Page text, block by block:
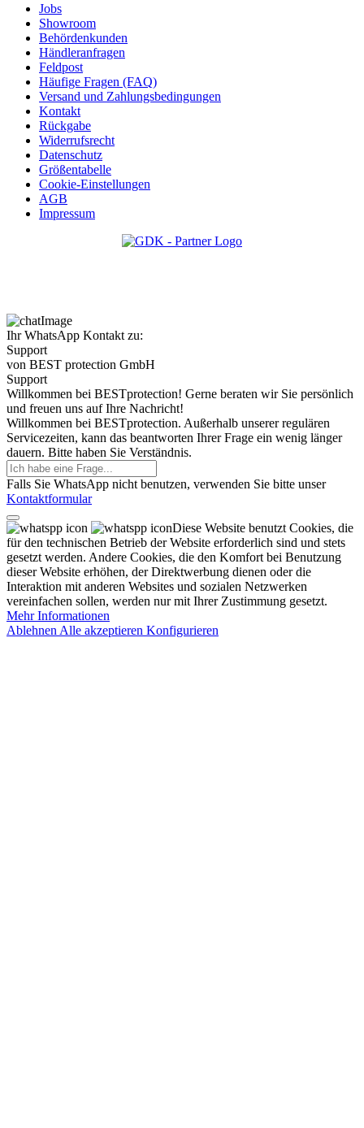
Jobs
Showroom
Behördenkunden
Händleranfragen
Feldpost
Häufige Fragen (FAQ)
Versand und Zahlungsbedingungen
Kontakt
Rückgabe
Widerrufsrecht
Datenschutz
Größentabelle
Cookie-Einstellungen
AGB
Impressum
Ihr WhatsApp Kontakt zu:
Support
von BEST protection GmbH
Support
Willkommen bei BESTprotection! Gerne beraten wir Sie persönlich
und freuen uns auf Ihre Nachricht!
Willkommen bei BESTprotection. Außerhalb unserer regulären
Servicezeiten, kann das beantworten Ihrer Frage ein wenig länger
dauern. Bitte haben Sie Verständnis.
Falls Sie WhatsApp nicht benutzen, verwenden Sie bitte unser
Kontaktformular
Diese Website benutzt Cookies, die
für den technischen Betrieb der Website erforderlich sind und stets
gesetzt werden. Andere Cookies, die den Komfort bei Benutzung
dieser Website erhöhen, der Direktwerbung dienen oder die
Interaktion mit anderen Websites und sozialen Netzwerken
vereinfachen sollen, werden nur mit Ihrer Zustimmung gesetzt.
Mehr Informationen
Ablehnen Alle akzeptieren Konfigurieren